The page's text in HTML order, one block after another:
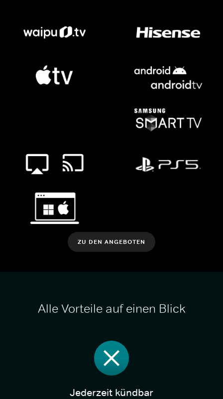
ZU DEN ANGEBOTEN
Alle Vorteile auf einen Blick
Jederzeit kündbar